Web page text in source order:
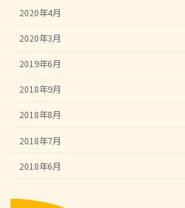
2020年4月
2020年3月
2019年6月
2018年9月
2018年8月
2018年7月
2018年6月